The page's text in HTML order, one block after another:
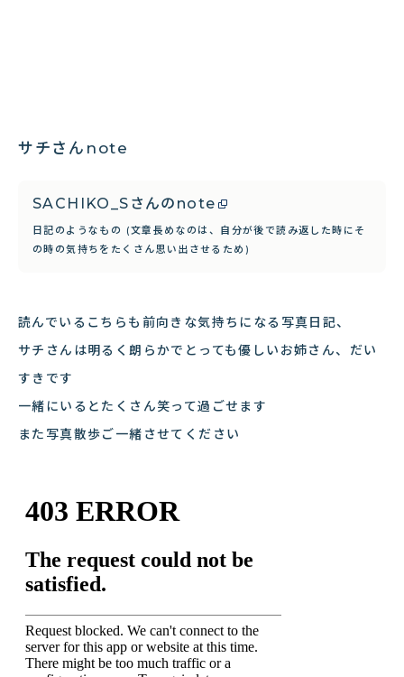
サチさんnote
SACHIKO_Sさんのnote
日記のようなもの (文章長めなのは、自分が後で読み返した時にそ
の時の気持ちをたくさん思い出させるため)
読んでいるこちらも前向きな気持ちになる写真日記、
サチさんは明るく朗らかでとっても優しいお姉さん、だい
すきです
一緒にいるとたくさん笑って過ごせます
また写真散歩ご一緒させてください